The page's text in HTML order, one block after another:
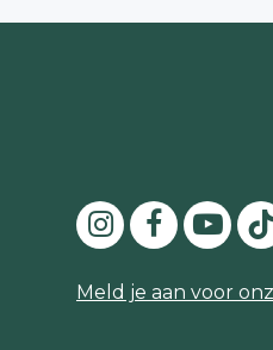
Meld je aan voor